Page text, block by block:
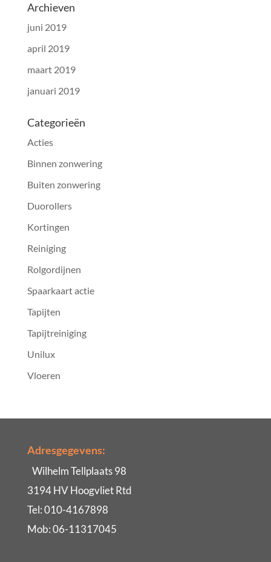
Archieven
juni 2019
april 2019
maart 2019
januari 2019
Categorieën
Acties
Binnen zonwering
Buiten zonwering
Duorollers
Kortingen
Reiniging
Rolgordijnen
Spaarkaart actie
Tapijten
Tapijtreiniging
Unilux
Vloeren
Adresgegevens:
Wilhelm Tellplaats 98
3194 HV Hoogvliet Rtd
Tel: 010-4167898
Mob: 06-11317045